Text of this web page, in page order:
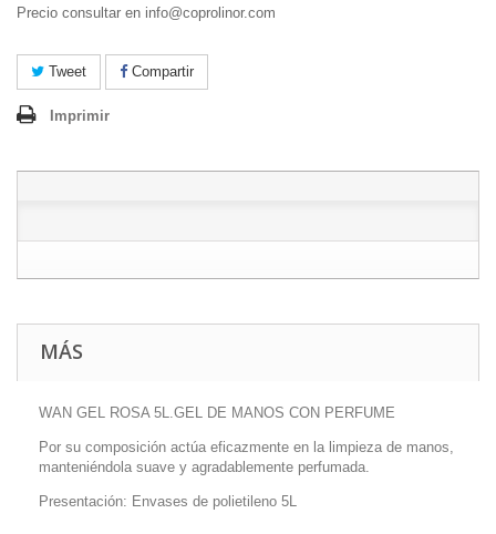
Precio consultar en info@coprolinor.com
Tweet Compartir
Imprimir
MÁS
WAN GEL ROSA 5L.GEL DE MANOS CON PERFUME
Por su composición actúa eficazmente en la limpieza de manos,
manteniéndola suave y agradablemente perfumada.
Presentación: Envases de polietileno 5L